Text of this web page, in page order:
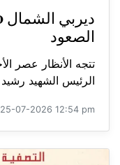
الصعود
تتجه الأنظار عصر
الرئيس الشهيد
25-07-2026 12:54 pm